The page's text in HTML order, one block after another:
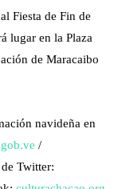
Fiesta de Fin de
lugar en la Plaza
de Maracaibo
navideña en
/
Twitter: